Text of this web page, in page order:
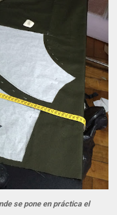
se pone en práctica el